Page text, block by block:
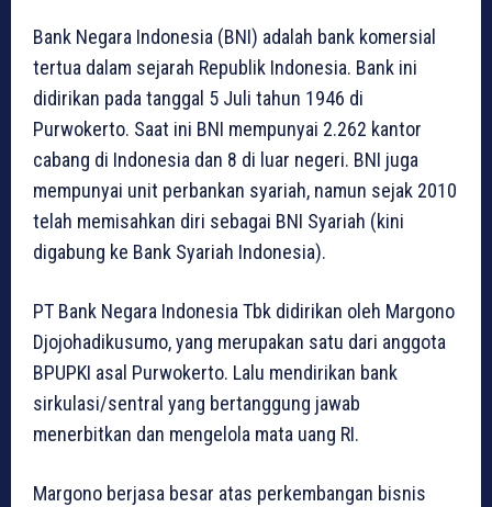
Bank Negara Indonesia (BNI) adalah bank komersial
tertua dalam sejarah Republik Indonesia. Bank ini
didirikan pada tanggal 5 Juli tahun 1946 di
Purwokerto. Saat ini BNI mempunyai 2.262 kantor
cabang di Indonesia dan 8 di luar negeri. BNI juga
mempunyai unit perbankan syariah, namun sejak 2010
telah memisahkan diri sebagai BNI Syariah (kini
digabung ke Bank Syariah Indonesia).
PT Bank Negara Indonesia Tbk didirikan oleh Margono
Djojohadikusumo, yang merupakan satu dari anggota
BPUPKI asal Purwokerto. Lalu mendirikan bank
sirkulasi/sentral yang bertanggung jawab
menerbitkan dan mengelola mata uang RI.
Margono berjasa besar atas perkembangan bisnis